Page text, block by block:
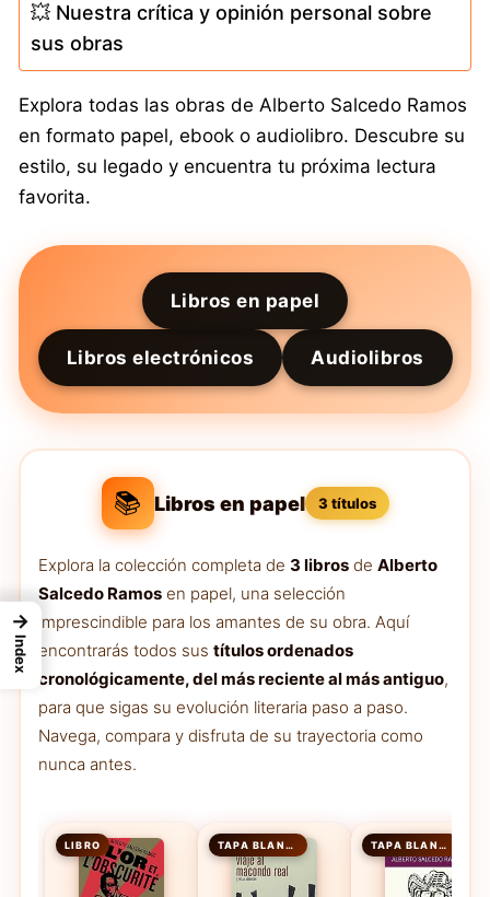
💥 Nuestra crítica y opinión personal sobre
sus obras
Explora todas las obras de Alberto Salcedo Ramos
en formato papel, ebook o audiolibro. Descubre su
estilo, su legado y encuentra tu próxima lectura
favorita.
Libros en papel
Libros electrónicos Audiolibros
📚 Libros en papel 3 títulos
Explora la colección completa de 3 libros de Alberto
Salcedo Ramos en papel, una selección
imprescindible para los amantes de su obra. Aquí
encontrarás todos sus títulos ordenados
cronológicamente, del más reciente al más antiguo,
para que sigas su evolución literaria paso a paso.
Navega, compara y disfruta de su trayectoria como
nunca antes.
LIBRO TAPA BLANDA TAPA BLANDA
→
Index